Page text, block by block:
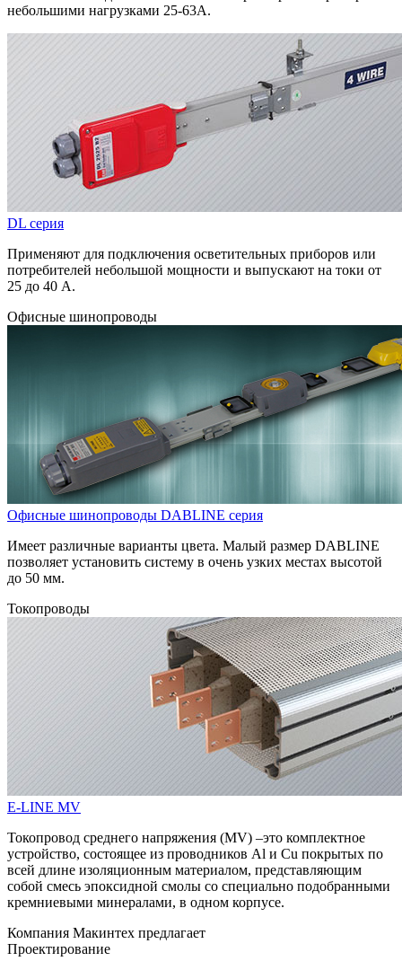
небольшими нагрузками 25-63А.
DL серия
Применяют для подключения осветительных приборов или
потребителей небольшой мощности и выпускают на токи от
25 до 40 А.
Офисные шинопроводы
Офисные шинопроводы DABLINE серия
Имеет различные варианты цвета. Малый размер DABLINE
позволяет установить систему в очень узких местах высотой
до 50 мм.
Токопроводы
E-LINE MV
Токопровод среднего напряжения (MV) –это комплектное
устройство, состоящее из проводников Al и Cu покрытых по
всей длине изоляционным материалом, представляющим
собой смесь эпоксидной смолы со специально подобранными
кремниевыми минералами, в одном корпусе.
Компания Макинтех предлагает
Проектирование